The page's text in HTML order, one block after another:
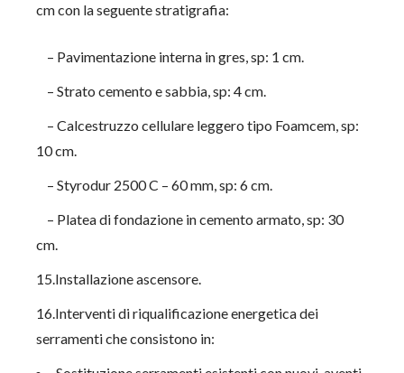
cm con la seguente stratigrafia:
– Pavimentazione interna in gres, sp: 1 cm.
– Strato cemento e sabbia, sp: 4 cm.
– Calcestruzzo cellulare leggero tipo Foamcem, sp:
10 cm.
– Styrodur 2500 C – 60 mm, sp: 6 cm.
– Platea di fondazione in cemento armato, sp: 30
cm.
15.Installazione ascensore.
16.Interventi di riqualificazione energetica dei
serramenti che consistono in: